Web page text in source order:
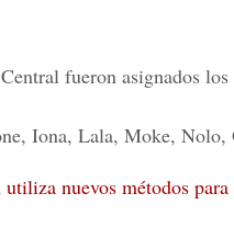
fueron asignados
Iona, Lala, Moke, Nolo,
nuevos métodos